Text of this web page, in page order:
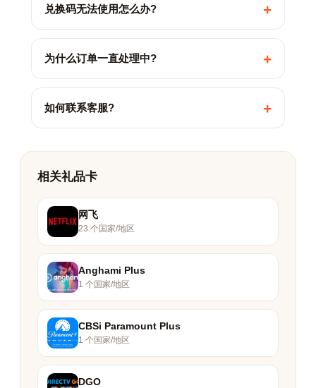
兑换码无法使用怎么办? +
为什么订单一直处理中? +
如何联系客服? +
相关礼品卡
网飞
23 个国家/地区
Anghami Plus
1 个国家/地区
CBSi Paramount Plus
1 个国家/地区
DGO